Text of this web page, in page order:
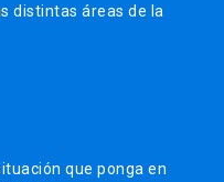
distintas áreas de la
que ponga en